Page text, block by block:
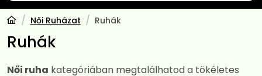
Női Ruházat Ruhák
Ruhák
Női ruha kategóriában megtalálhatod a tökéletes